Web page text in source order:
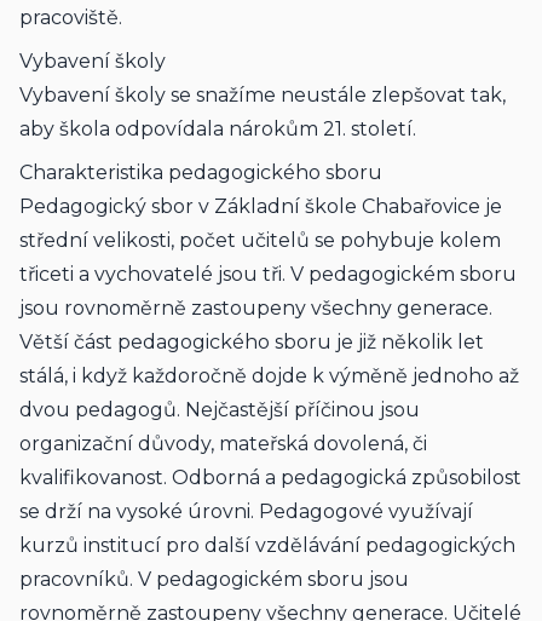
pracoviště.
Vybavení školy
Vybavení školy se snažíme neustále zlepšovat tak,
aby škola odpovídala nárokům 21. století.
Charakteristika pedagogického sboru
Pedagogický sbor v Základní škole Chabařovice je
střední velikosti, počet učitelů se pohybuje kolem
třiceti a vychovatelé jsou tři. V pedagogickém sboru
jsou rovnoměrně zastoupeny všechny generace.
Větší část pedagogického sboru je již několik let
stálá, i když každoročně dojde k výměně jednoho až
dvou pedagogů. Nejčastější příčinou jsou
organizační důvody, mateřská dovolená, či
kvalifikovanost. Odborná a pedagogická způsobilost
se drží na vysoké úrovni. Pedagogové využívají
kurzů institucí pro další vzdělávání pedagogických
pracovníků. V pedagogickém sboru jsou
rovnoměrně zastoupeny všechny generace. Učitelé